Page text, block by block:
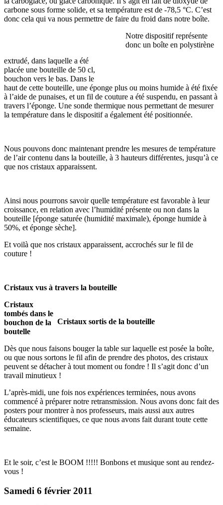
carbone sous forme solide, et sa température est de -78,5 °C. C’est
donc cela qui va nous permettre de faire du froid dans notre boîte.
Notre dispositif représente
donc un boîte en polystirène
extrudé, dans laquelle a été
placée une bouteille de 50 cl,
bouchon vers le bas. Dans le
haut de cette bouteille, une éponge plus ou moins humide à été fixée
à l’aide de punaises, et un fil de couture a été suspendu, en passant à
travers l’éponge. Une sonde thermique nous permettant de mesurer
la température dans le dispositif a également été positionnée.
Nous pouvons donc maintenant prendre les mesures de température
de l’air contenu dans la bouteille, à 3 hauteurs différentes, jusqu’à ce
que nos cristaux apparaissent.
Ainsi nous pourrons savoir quelle température est favorable à leur
croissance, en relation avec l’humidité présente ou non dans la
bouteille [éponge saturée (humidité maximale), éponge humide à
50%, et éponge sèche].
Et voilà que nos cristaux apparaissent, accrochés sur le fil de
couture !
Cristaux vus à travers la bouteille
Cristaux sortis de la bouteille
Cristaux
tombés dans le
bouchon de la
boutelle
Dès que nous faisons bouger la table sur laquelle est posée la boîte,
ou que nous sortons le fil afin de prendre des photos, des cristaux
peuvent se détacher à tout moment ou fondre ! Il s’agit donc d’un
travail minutieux !
L’après-midi, une fois nos expériences terminées, nous avons
commencé à préparer notre retransmission. Nous avons donc fait des
posters pour montrer à nos professeurs, mais aussi aux autres
éducateurs scientifiques, ce que nous avons fait durant toute cette
semaine.
Et le soir, c’est le BOOM !!!!! Bonbons et musique sont au rendez-
vous !
Samedi 6 février 2011